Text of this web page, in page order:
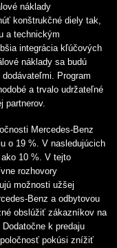
náklady
konštrukčné diely tak,
a technickým
integrácia kľúčových
náklady sa budú
Program
a trvalo udržateľné
partnerov.
Mercedes-Benz
o 19 %. V nasledujúcich
10 %. V tejto
rozhovory
možnosti užšej
Benz a odbytovou
obslúžiť zákazníkov na
k predaju
pokúsi znížiť